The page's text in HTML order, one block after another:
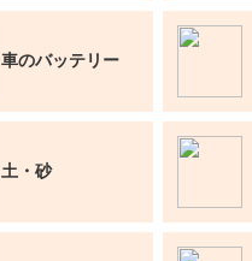
車のバッテリー
土・砂